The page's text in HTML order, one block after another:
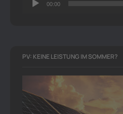
00:00
PV: KEINE LEISTUNG IM SOMMER?